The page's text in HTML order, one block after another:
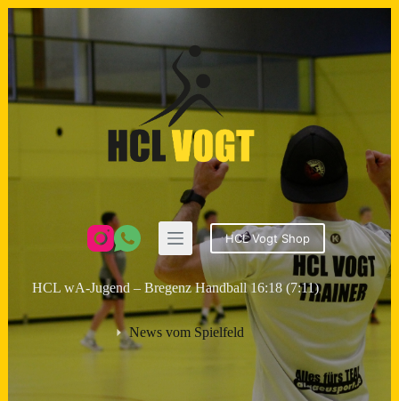
Zum
Inhalt
HCL Vogt Shop
HCL wA-Jugend – Bregenz Handball 16:18 (7:11)
News vom Spielfeld